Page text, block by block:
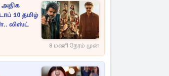
அதிக
10 தமிழ்
லிஸ்ட்
8 மணி நேரம் முன்